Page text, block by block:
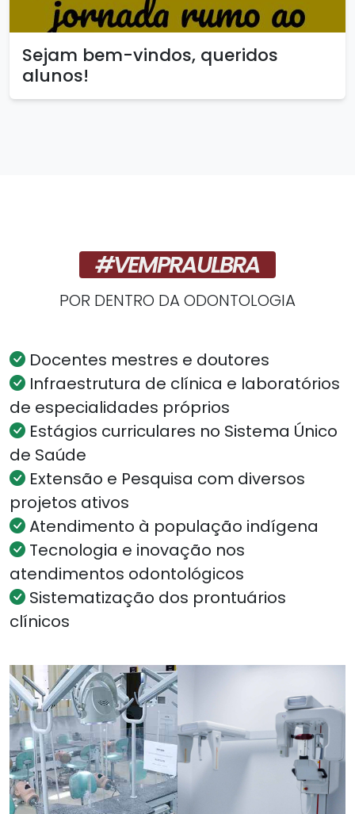
Sejam bem-vindos, queridos
alunos!
#VEMPRAULBRA
POR DENTRO DA ODONTOLOGIA
Docentes mestres e doutores
Infraestrutura de clínica e laboratórios
de especialidades próprios
Estágios curriculares no Sistema Único
de Saúde
Extensão e Pesquisa com diversos
projetos ativos
Atendimento à população indígena
Tecnologia e inovação nos
atendimentos odontológicos
Sistematização dos prontuários
clínicos